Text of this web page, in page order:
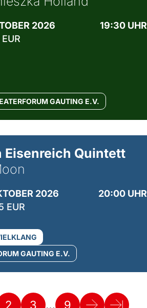
2026
19:30 UHR
GAUTING E.V.
Eisenreich Quintett
2026
20:00 UHR
EUR
GAUTING E.V.
2 3 … 9